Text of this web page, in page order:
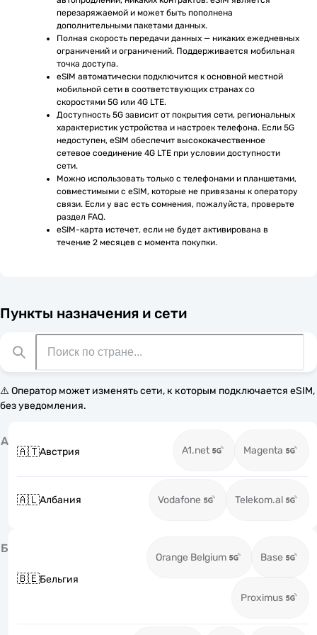
перезаряжаемой и может быть пополнена
дополнительными пакетами данных.
Полная скорость передачи данных — никаких ежедневных
ограничений и ограничений. Поддерживается мобильная
точка доступа.
eSIM автоматически подключится к основной местной
мобильной сети в соответствующих странах со
скоростями 5G или 4G LTE.
Доступность 5G зависит от покрытия сети, региональных
характеристик устройства и настроек телефона. Если 5G
недоступен, eSIM обеспечит высококачественное
сетевое соединение 4G LTE при условии доступности
сети.
Можно использовать только с телефонами и планшетами,
совместимыми с eSIM, которые не привязаны к оператору
связи. Если у вас есть сомнения, пожалуйста, проверьте
раздел FAQ.
eSIM-карта истечет, если не будет активирована в
течение 2 месяцев с момента покупки.
Пункты назначения и сети
⚠️ Оператор может изменять сети, к которым подключается eSIM,
без уведомления.
А
🇦🇹Австрия A1.net Magenta
🇦🇱Албания Vodafone Telekom.al
Б
🇧🇪Бельгия
Orange Belgium Base
Proximus